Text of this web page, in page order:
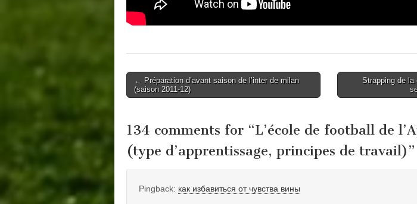
Post
navigation
← Préparation d’avant saison de l’inter de milan
(saison 2011-12)
Strapping de
134 comments for “L’école de football de
(type d’apprentissage, principes de travail)”
Pingback: как избавиться от чувства вины